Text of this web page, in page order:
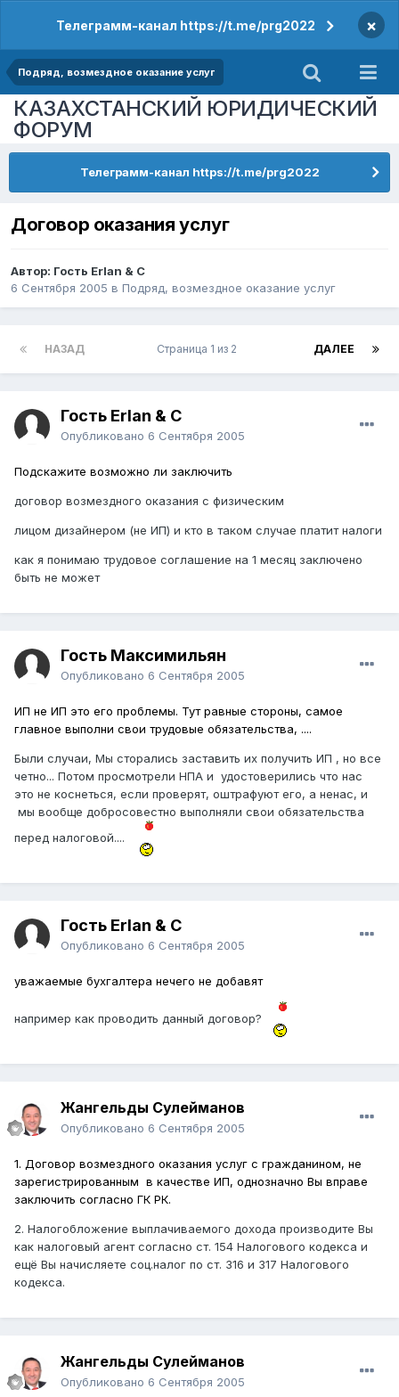
Телеграмм-канал https://t.me/prg2022 ×
Подряд, возмездное оказание услуг
КАЗАХСТАНСКИЙ ЮРИДИЧЕСКИЙ
ФОРУМ
Телеграмм-канал https://t.me/prg2022
Договор оказания услуг
Автор: Гость Erlan & C
6 Сентября 2005 в Подряд, возмездное оказание услуг
НАЗАД ДАЛЕЕ
Страница 1 из 2
Гость Erlan & C
Опубликовано 6 Сентября 2005
Подскажите возможно ли заключить
договор возмездного оказания с физическим
лицом дизайнером (не ИП) и кто в таком случае платит налоги
как я понимаю трудовое соглашение на 1 месяц заключено
быть не может
Гость Максимильян
Опубликовано 6 Сентября 2005
ИП не ИП это его проблемы. Тут равные стороны, самое
главное выполни свои трудовые обязательства, ....
Были случаи, Мы сторались заставить их получить ИП , но все
четно... Потом просмотрели НПА и удостоверились что нас
это не коснеться, если проверят, оштрафуют его, а ненас, и
мы вообще добросовестно выполняли свои обязательства
перед налоговой....
Гость Erlan & C
Опубликовано 6 Сентября 2005
уважаемые бухгалтера нечего не добавят
например как проводить данный договор?
Жангельды Сулейманов
Опубликовано 6 Сентября 2005
1. Договор возмездного оказания услуг с гражданином, не
зарегистрированным в качестве ИП, однозначно Вы вправе
заключить согласно ГК РК.
2. Налогобложение выплачиваемого дохода производите Вы
как налоговый агент согласно ст. 154 Налогового кодекса и
ещё Вы начисляете соц.налог по ст. 316 и 317 Налогового
кодекса.
Жангельды Сулейманов
Опубликовано 6 Сентября 2005